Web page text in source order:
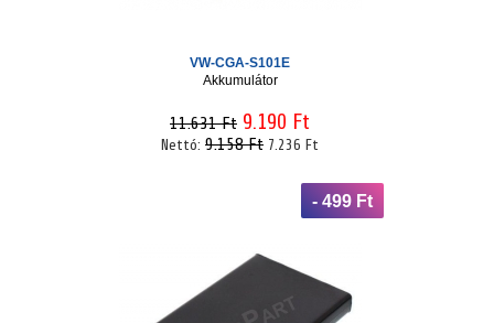
VW-CGA-S101E
Akkumulátor
11.631 Ft 9.190 Ft
Nettó: 9.158 Ft 7.236 Ft
- 499 Ft